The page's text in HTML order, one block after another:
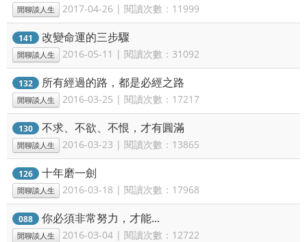
閒聊談人生 2017-04-26 | 閱讀次數：11999
141 改變命運的三步驟
閒聊談人生 2016-05-11 | 閱讀次數：31092
132 所有經過的路，都是必經之路
閒聊談人生 2016-03-25 | 閱讀次數：17217
130 不求、不欲、不恨，才有圓滿
閒聊談人生 2016-03-23 | 閱讀次數：13865
126 十年磨一劍
閒聊談人生 2016-03-18 | 閱讀次數：17968
088 你必須非常努力，才能...
閒聊談人生 2016-03-04 | 閱讀次數：12722